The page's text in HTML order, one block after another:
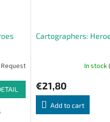
Request
Cartographers:
In stock
€21,80
Add to cart